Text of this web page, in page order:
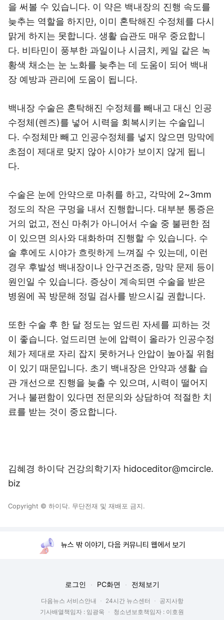
을 써볼 수 있습니다. 이 약은 백내장의 진행 속도를
늦추는 역할을 하지만, 이미 혼탁해진 수정체를 다시
맑게 하지는 못합니다. 생활 습관도 매우 중요합니
다. 비타민이 풍부한 과일이나 시금치, 케일 같은 녹
황색 채소는 눈 노화를 늦추는 데 도움이 되어 백내
장 예방과 관리에 도움이 됩니다.
백내장 수술은 혼탁해진 수정체를 빼내고 대신 인공
수정체(렌즈)를 넣어 시력을 회복시키는 수술입니
다. 수정체만 빼고 인공수정체를 넣지 않으면 망막에
초점이 제대로 맞지 않아 시야가 보이지 않게 됩니
다.
수술은 눈에 안약으로 마취를 하고, 각막에 2~3mm
정도의 작은 구멍을 내서 진행합니다. 대부분 통증은
거의 없고, 전신 마취가 아니어서 수술 중 불편한 점
이 있으면 의사와 대화하며 진행할 수 있습니다. 수
술 후에도 시야가 흐릿하게 느껴질 수 있는데, 이런
경우 후발성 백내장이나 안구건조증, 망막 문제 등이
원인일 수 있습니다. 증상이 계속되면 수술을 받은
병원에 꼭 방문해 정밀 검사를 받으시길 권합니다.
또한 수술 후 한 달 정도는 엎드린 자세를 피하는 것
이 좋습니다. 엎드리면 눈에 압력이 올라가 인공수정
체가 제대로 자리 잡지 못하거나 안압이 높아질 위험
이 있기 때문입니다. 초기 백내장은 안약과 생활 습
관 개선으로 진행을 늦출 수 있으며, 시력이 떨어지
거나 불편함이 있다면 전문의와 상담하여 적절한 치
료를 받는 것이 중요합니다.
김혜경 하이닥 건강의학기자 hidoceditor@mcircle.
biz
Copyright © 하이닥. 무단전재 및 재배포 금지.
뉴스 밖 이야기, 다음 커뮤니티 웹에서 보기
로그인 PC화면 전체보기
다음뉴스 서비스안내 24시간 뉴스센터
공지사항
기사배열책임자 : 임광욱
청소년보호책임자 : 이호원